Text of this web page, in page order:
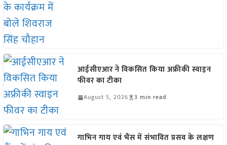
आईसीएआर ने विकसित किया अफ्रीकी स्वाइन
फीवर का टीका
August 5, 2026 3 min read
गाभिन गाय एवं भैंस में संभावित प्रसव के लक्षण